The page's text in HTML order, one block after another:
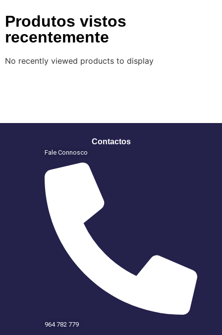
Produtos vistos
recentemente
No recently viewed products to display
Contactos
Fale Connosco
964 782 779